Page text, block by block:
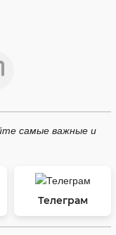
самые важные и
Телеграм